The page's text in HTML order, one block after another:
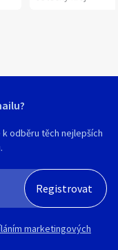
odběru těch nejlepších
marketingových